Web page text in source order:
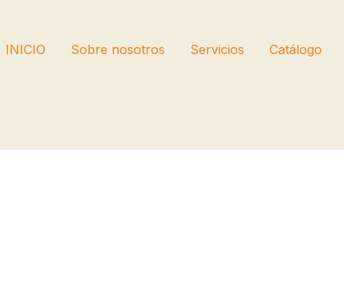
INICIO Sobre nosotros Servicios Catálogo